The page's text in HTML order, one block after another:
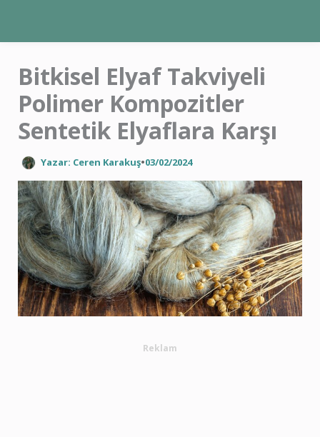
Bitkisel Elyaf Takviyeli
Polimer Kompozitler
Sentetik Elyaflara Karşı
Yazar: Ceren Karakuş•03/02/2024
Reklam